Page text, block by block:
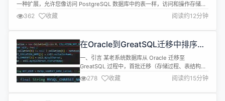
一种扩展，允许您像访问 PostgreSQL 数据库中的表一样，访问和操作存储在
外部数据源中的数据。FDW 使 PostgreSQL 能够与多种数据存储系统（包括
关系型和非关系型）进行集成，并以统一的方式在 PostgreSQL 环境中呈现这
些数据。将一个表...
362 收藏 阅读约12分钟
在Oracle到GreatSQL迁移中排序规
则改变引发的乱码问题分析及解决
一、引言 某老系统数据库从 Oracle 迁移至
GreatSQL 过程中，首批迁移（存储过程、表结构、
基础数据）顺利完成。然而，第二批数据迁移时出现
主键冲突问题：原Oracle数据库中存在主键字段A与
a（忽略大小写后视为相同值），但 GreatSQL 默认
278 收藏 阅读约15分钟